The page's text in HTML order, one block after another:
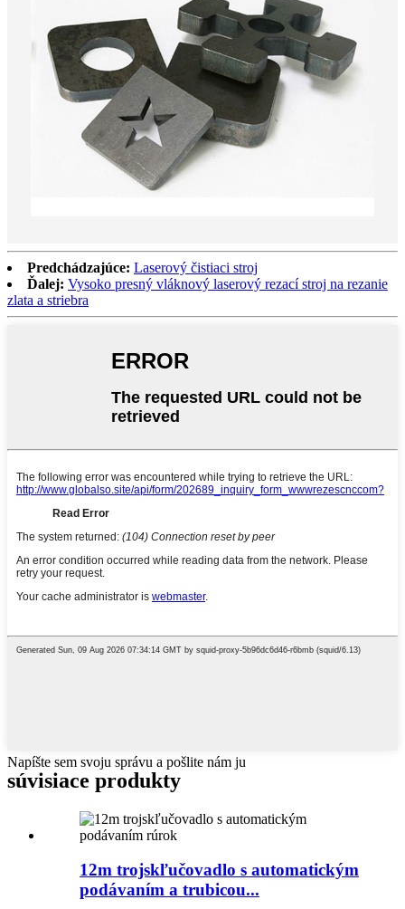
Predchádzajúce: Laserový čistiaci stroj
Ďalej: Vysoko presný vláknový laserový rezací stroj na rezanie
zlata a striebra
Napíšte sem svoju správu a pošlite nám ju
súvisiace produkty
12m trojskľučovadlo s automatickým
podávaním a trubicou...